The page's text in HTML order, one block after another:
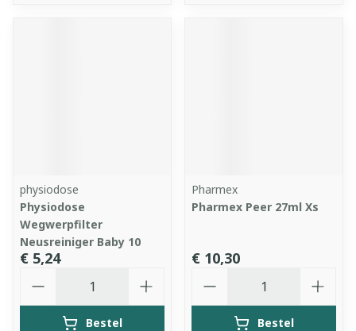
physiodose
Physiodose
Wegwerpfilter
Neusreiniger Baby 10
€ 5,24
Bestel
Pharmex
Pharmex Peer 27ml Xs
€ 10,30
Bestel